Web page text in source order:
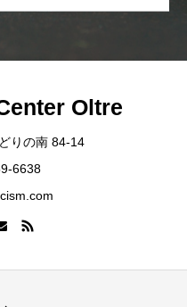
Oltre
りの南 84-14
6638